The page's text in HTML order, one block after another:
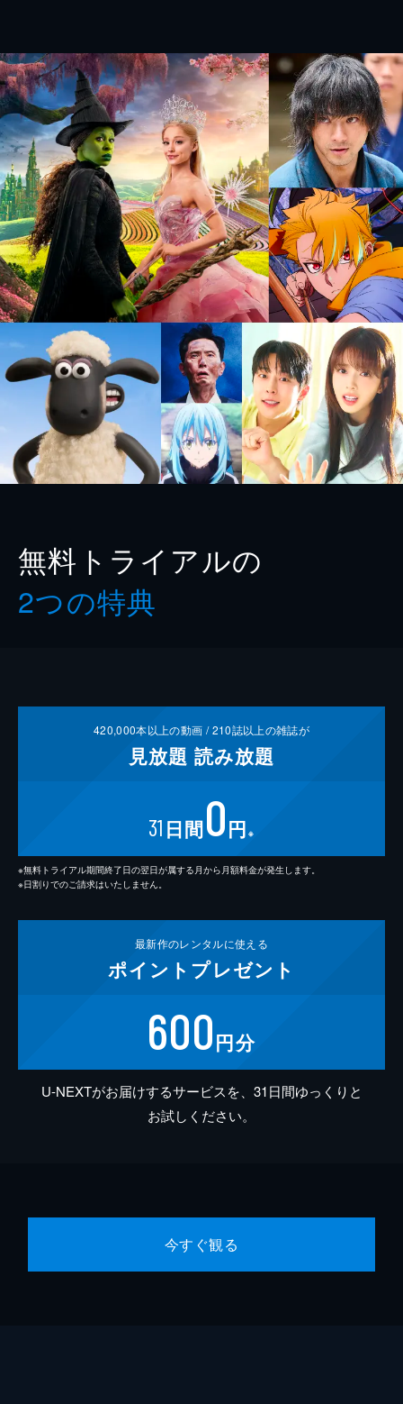
無料トライアルの
2つの特典
420,000本以上の動画 /210誌以上の雑誌が
見放題 読み放題
31 日間0円 ※
※無料トライアル期間終了日の翌日が属する月から月額料金が発生します。
※日割りでのご請求はいたしません。
最新作のレンタルに使える
ポイント プレゼント
600円分
U-NEXTがお届けするサービスを、31日間ゆっくりと
お試しください。
今すぐ観る